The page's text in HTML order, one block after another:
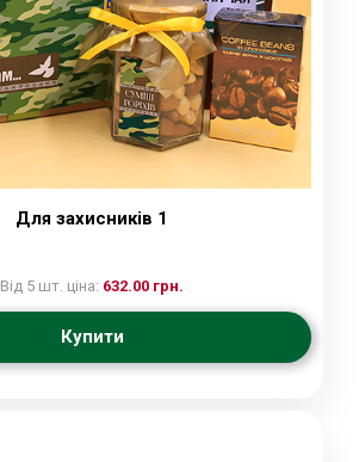
Для захисників 1
Від 5 шт. ціна: 632.00 грн.
Купити